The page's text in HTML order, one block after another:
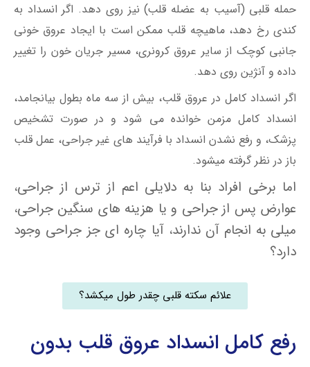
حمله قلبی (آسیب به عضله قلب) نیز روی دهد. اگر انسداد به
کندی رخ دهد، ماهیچه قلب ممکن است با ایجاد عروق خونی
جانبی کوچک از سایر عروق کرونری، مسیر جریان خون را تغییر
داده و آنژین روی دهد.
اگر انسداد کامل در عروق قلب، بیش از سه ماه بطول بیانجامد،
انسداد کامل مزمن خوانده می شود و در صورت تشخیص
پزشک، و رفع نشدن انسداد با فرآیند های غیر جراحی، عمل قلب
باز در نظر گرفته میشود.
اما برخی افراد بنا به دلایلی اعم از ترس از جراحی،
عوارض پس از جراحی و یا هزینه های سنگین جراحی،
میلی به انجام آن ندارند، آیا چاره ای جز جراحی وجود
دارد؟
علائم سکته قلبی چقدر طول میکشد؟
رفع کامل انسداد عروق قلب بدون